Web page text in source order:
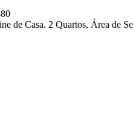
de Casa. 2 Quartos, Área de